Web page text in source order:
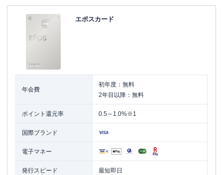
エポスカード
年会費
初年度：無料
2年目以降：無料
ポイント還元率 0.5～1.0%※1
国際ブランド
電子マネー
発行スピード 最短即日